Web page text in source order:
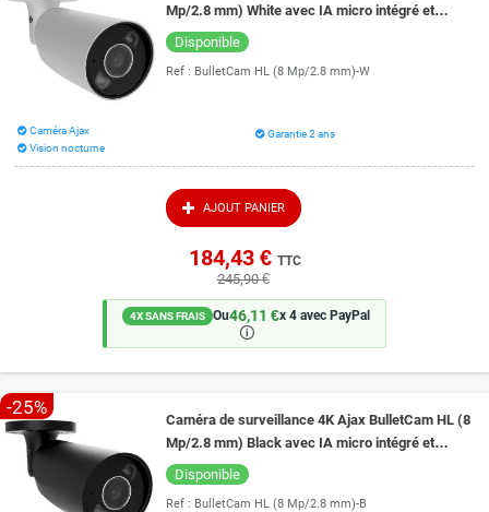
Mp/2.8 mm) White avec IA micro intégré et
vision de nuit couleur 50 mètres
Disponible
Ref : BulletCam HL (8 Mp/2.8 mm)-W
Caméra Ajax
Vision nocturne
Garantie 2 ans
AJOUT PANIER
184,43 € TTC
245,90 €
4X SANS FRAIS Ou46,11 €x 4 avec PayPal
🛈
-25%
Caméra de surveillance 4K Ajax BulletCam HL (8
Mp/2.8 mm) Black avec IA micro intégré et
vision de nuit couleur 50 mètres
Disponible
Ref : BulletCam HL (8 Mp/2.8 mm)-B